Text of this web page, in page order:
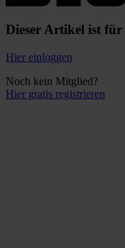
Dieser Artikel ist
Hier einloggen
Noch kein Mitglied?
Hier gratis registrieren